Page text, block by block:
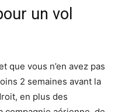
un vol
que vous n’en avez pas
2 semaines avant la
en plus des